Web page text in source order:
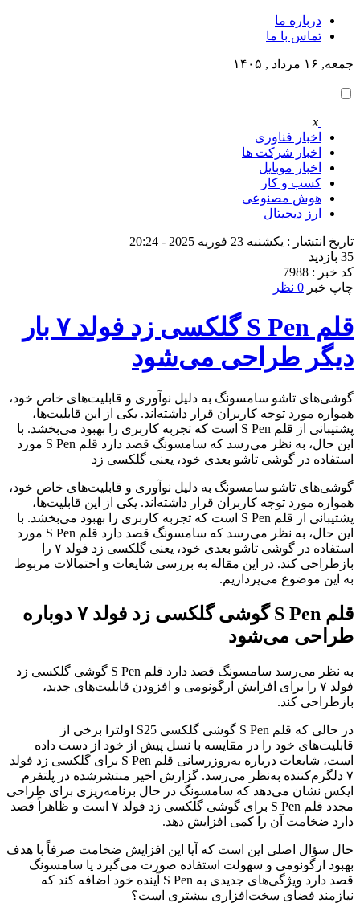
درباره ما
تماس با ما
جمعه, ۱۶ مرداد , ۱۴۰۵
x
اخبار فناوری
اخبار شرکت ها
اخبار موبایل
کسب و کار
هوش مصنوعی
ارز دیجیتال
تاریخ انتشار : یکشنبه 23 فوریه 2025 - 20:24
35 بازدید
کد خبر : 7988
چاپ خبر 0 نظر
قلم S Pen گلکسی زد فولد ۷ بار
دیگر طراحی می‌شود
گوشی‌های تاشو سامسونگ به دلیل نوآوری و قابلیت‌های خاص خود،
همواره مورد توجه کاربران قرار داشته‌اند. یکی از این قابلیت‌ها،
پشتیبانی از قلم S Pen است که تجربه کاربری را بهبود می‌بخشد. با
این حال، به نظر می‌رسد که سامسونگ قصد دارد قلم S Pen مورد
استفاده در گوشی تاشو بعدی خود، یعنی گلکسی زد
گوشی‌های تاشو سامسونگ به دلیل نوآوری و قابلیت‌های خاص خود،
همواره مورد توجه کاربران قرار داشته‌اند. یکی از این قابلیت‌ها،
پشتیبانی از قلم S Pen است که تجربه کاربری را بهبود می‌بخشد. با
این حال، به نظر می‌رسد که سامسونگ قصد دارد قلم S Pen مورد
استفاده در گوشی تاشو بعدی خود، یعنی گلکسی زد فولد ۷ را
بازطراحی کند. در این مقاله به بررسی شایعات و احتمالات مربوط
به این موضوع می‌پردازیم.
قلم S Pen گوشی گلکسی زد فولد ۷ دوباره
طراحی می‌شود
به نظر می‌رسد سامسونگ قصد دارد قلم S Pen گوشی گلکسی زد
فولد ۷ را برای افزایش ارگونومی و افزودن قابلیت‌های جدید،
بازطراحی کند.
در حالی که قلم S Pen گوشی گلکسی S25 اولترا برخی از
قابلیت‌های خود را در مقایسه با نسل پیش از خود از دست داده
است، شایعات درباره به‌روزرسانی قلم S Pen برای گلکسی زد فولد
۷ دلگرم‌کننده به‌نظر می‌رسد. گزارش‌ اخیر منتشرشده در پلتفرم
ایکس نشان می‌دهد که سامسونگ در حال برنامه‌ریزی برای طراحی
مجدد قلم S Pen برای گوشی گلکسی زد فولد ۷ است و ظاهراً قصد
دارد ضخامت آن را کمی افزایش دهد.
حال سؤال اصلی این است که آیا این افزایش ضخامت صرفاً با هدف
بهبود ارگونومی و سهولت استفاده صورت می‌گیرد یا سامسونگ
قصد دارد ویژگی‌های جدیدی به S Pen آینده‌ خود اضافه کند که
نیازمند فضای سخت‌افزاری بیشتری است؟